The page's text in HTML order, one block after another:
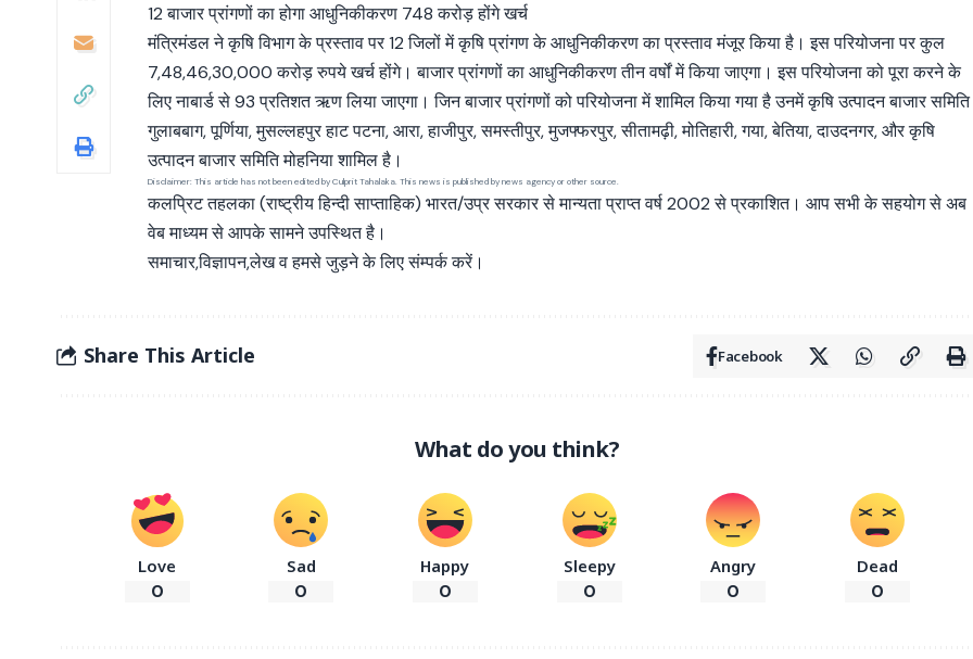
12 बाजार प्रांगणों का होगा आधुनिकीकरण 748 करोड़ होंगे खर्च
मंत्रिमंडल ने कृषि विभाग के प्रस्ताव पर 12 जिलों में कृषि प्रांगण के आधुनिकीकरण का प्रस्ताव मंजूर किया है। इस परियोजना पर कुल
7,48,46,30,000 करोड़ रुपये खर्च होंगे। बाजार प्रांगणों का आधुनिकीकरण तीन वर्षों में किया जाएगा। इस परियोजना को पूरा करने के
लिए नाबार्ड से 93 प्रतिशत ऋण लिया जाएगा। जिन बाजार प्रांगणों को परियोजना में शामिल किया गया है उनमें कृषि उत्पादन बाजार समिति
गुलाबबाग, पूर्णिया, मुसल्लहपुर हाट पटना, आरा, हाजीपुर, समस्तीपुर, मुजफ्फरपुर, सीतामढ़ी, मोतिहारी, गया, बेतिया, दाउदनगर, और कृषि
उत्पादन बाजार समिति मोहनिया शामिल है।
Disclaimer: This article has not been edited by Culprit Tahalaka. This news is published by news agency or other source.
कलप्रिट तहलका (राष्ट्रीय हिन्दी साप्ताहिक) भारत/उप्र सरकार से मान्यता प्राप्त वर्ष 2002 से प्रकाशित। आप सभी के सहयोग से अब
वेब माध्यम से आपके सामने उपस्थित है।
समाचार,विज्ञापन,लेख व हमसे जुड़ने के लिए संम्पर्क करें।
Share This Article Facebook
What do you think?
Love
0
Sad
0
Happy
0
Sleepy
0
Angry
0
Dead
0